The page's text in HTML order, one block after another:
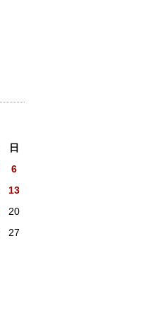
日
6
13
20
27